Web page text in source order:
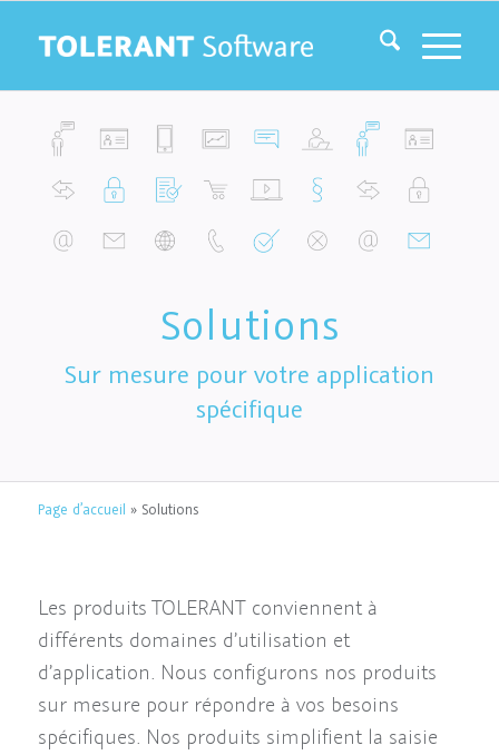
Solutions
Sur mesure pour votre application
spécifique
Page d’accueil » Solutions
Les produits TOLERANT conviennent à
différents domaines d’utilisation et
d’application. Nous configurons nos produits
sur mesure pour répondre à vos besoins
spécifiques. Nos produits simplifient la saisie